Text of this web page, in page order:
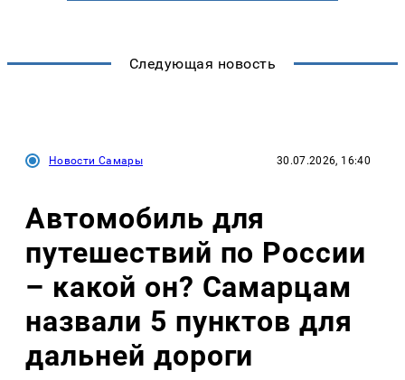
Следующая новость
Новости Самары 30.07.2026, 16:40
Автомобиль для
путешествий по России
– какой он? Самарцам
назвали 5 пунктов для
дальней дороги